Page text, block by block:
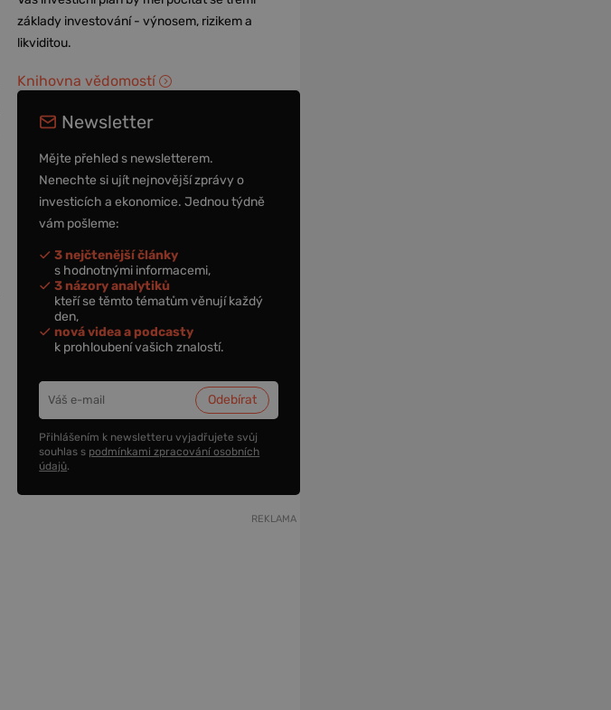
základy investování - výnosem, rizikem a
likviditou.
Knihovna vědomostí
Newsletter
Mějte přehled s newsletterem.
Nenechte si ujít nejnovější zprávy o
investicích a ekonomice. Jednou týdně
vám pošleme:
3 nejčtenější články
s hodnotnými informacemi,
3 názory analytiků
kteří se těmto tématům věnují každý
den,
nová videa a podcasty
k prohloubení vašich znalostí.
Přihlášením k newsletteru vyjadřujete svůj
souhlas s podmínkami zpracování osobních
údajů.
REKLAMA